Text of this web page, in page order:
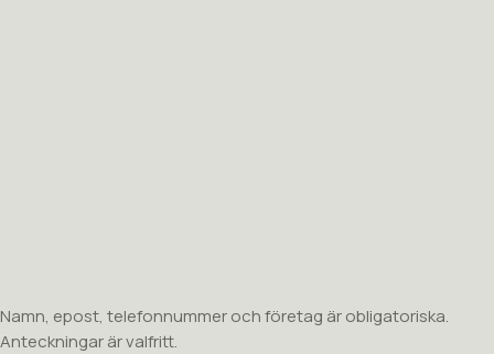
Namn, epost, telefonnummer och företag är obligatoriska.
Anteckningar är valfritt.